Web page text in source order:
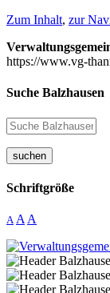
Zum Inhalt, zur
https://www.vg-
Suche Balzhausen
suchen
Schriftgröße
A A A